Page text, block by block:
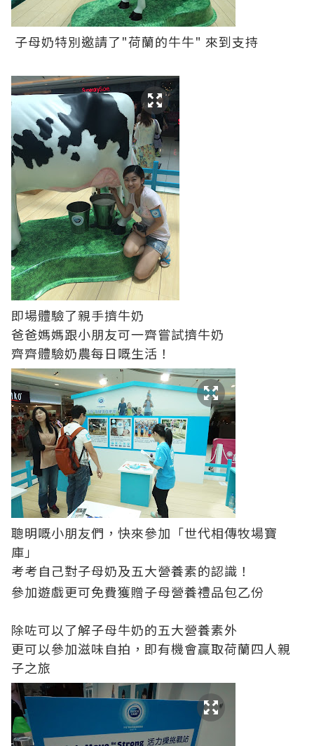
子母奶特別邀請了"荷蘭的牛牛" 來到支持
即場體驗了親手擠牛奶
爸爸媽媽跟小朋友可一齊嘗試擠牛奶
齊齊體驗奶農每日嘅生活！
聰明嘅小朋友們，快來參加「世代相傳牧場寶
庫」
考考自己對子母奶及五大營養素的認識！
參加遊戲更可免費獲贈子母營養禮品包乙份
除咗可以了解子母牛奶的五大營養素外
更可以參加滋味自拍，即有機會贏取荷蘭四人親
子之旅